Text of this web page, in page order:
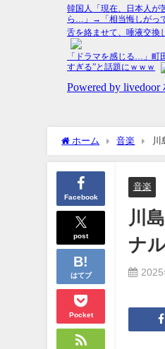
ホーム 音楽 川
Facebook
post
はてブ
Pocket
音楽
川
ナ
2025